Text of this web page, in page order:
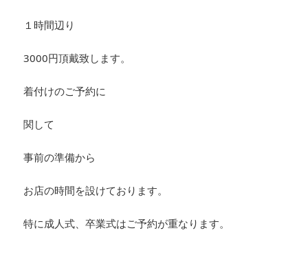
１時間辺り
3000円頂戴致します。
着付けのご予約に
関して
事前の準備から
お店の時間を設けております。
特に成人式、卒業式はご予約が重なります。